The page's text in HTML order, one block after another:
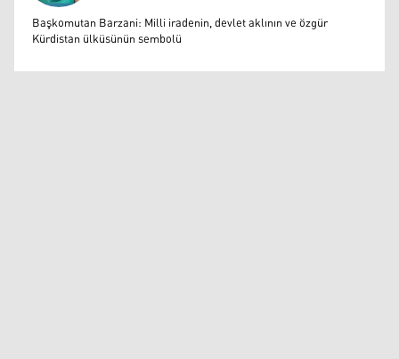
Muazzez Baktaş
Başkomutan Barzani: Milli iradenin, devlet aklının ve özgür
Kürdistan ülküsünün sembolü